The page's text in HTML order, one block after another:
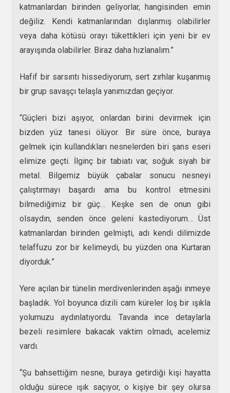
katmanlardan birinden geliyorlar, hangisinden emin
değiliz. Kendi katmanlarından dışlanmış olabilirler
veya daha kötüsü orayı tükettikleri için yeni bir ev
arayışında olabilirler. Biraz daha hızlanalım.”
Hafif bir sarsıntı hissediyorum, sert zırhlar kuşanmış
bir grup savaşçı telaşla yanımızdan geçiyor.
“Güçleri bizi aşıyor, onlardan birini devirmek için
bizden yüz tanesi ölüyor. Bir süre önce, buraya
gelmek için kullandıkları nesnelerden biri şans eseri
elimize geçti. İlginç bir tabiatı var, soğuk siyah bir
metal. Bilgemiz büyük çabalar sonucu nesneyi
çalıştırmayı başardı ama bu kontrol etmesini
bilmediğimiz bir güç… Keşke sen de onun gibi
olsaydın, senden önce geleni kastediyorum… Üst
katmanlardan birinden gelmişti, adı kendi dilimizde
telaffuzu zor bir kelimeydi, bu yüzden ona Kurtaran
diyorduk.”
Yere açılan bir tünelin merdivenlerinden aşağı inmeye
başladık. Yol boyunca dizili cam küreler loş bir ışıkla
yolumuzu aydınlatıyordu. Tavanda ince detaylarla
bezeli resimlere bakacak vaktim olmadı, acelemiz
vardı.
“Şu bahsettiğim nesne, buraya getirdiği kişi hayatta
olduğu sürece ışık saçıyor, o kişiye bir şey olursa